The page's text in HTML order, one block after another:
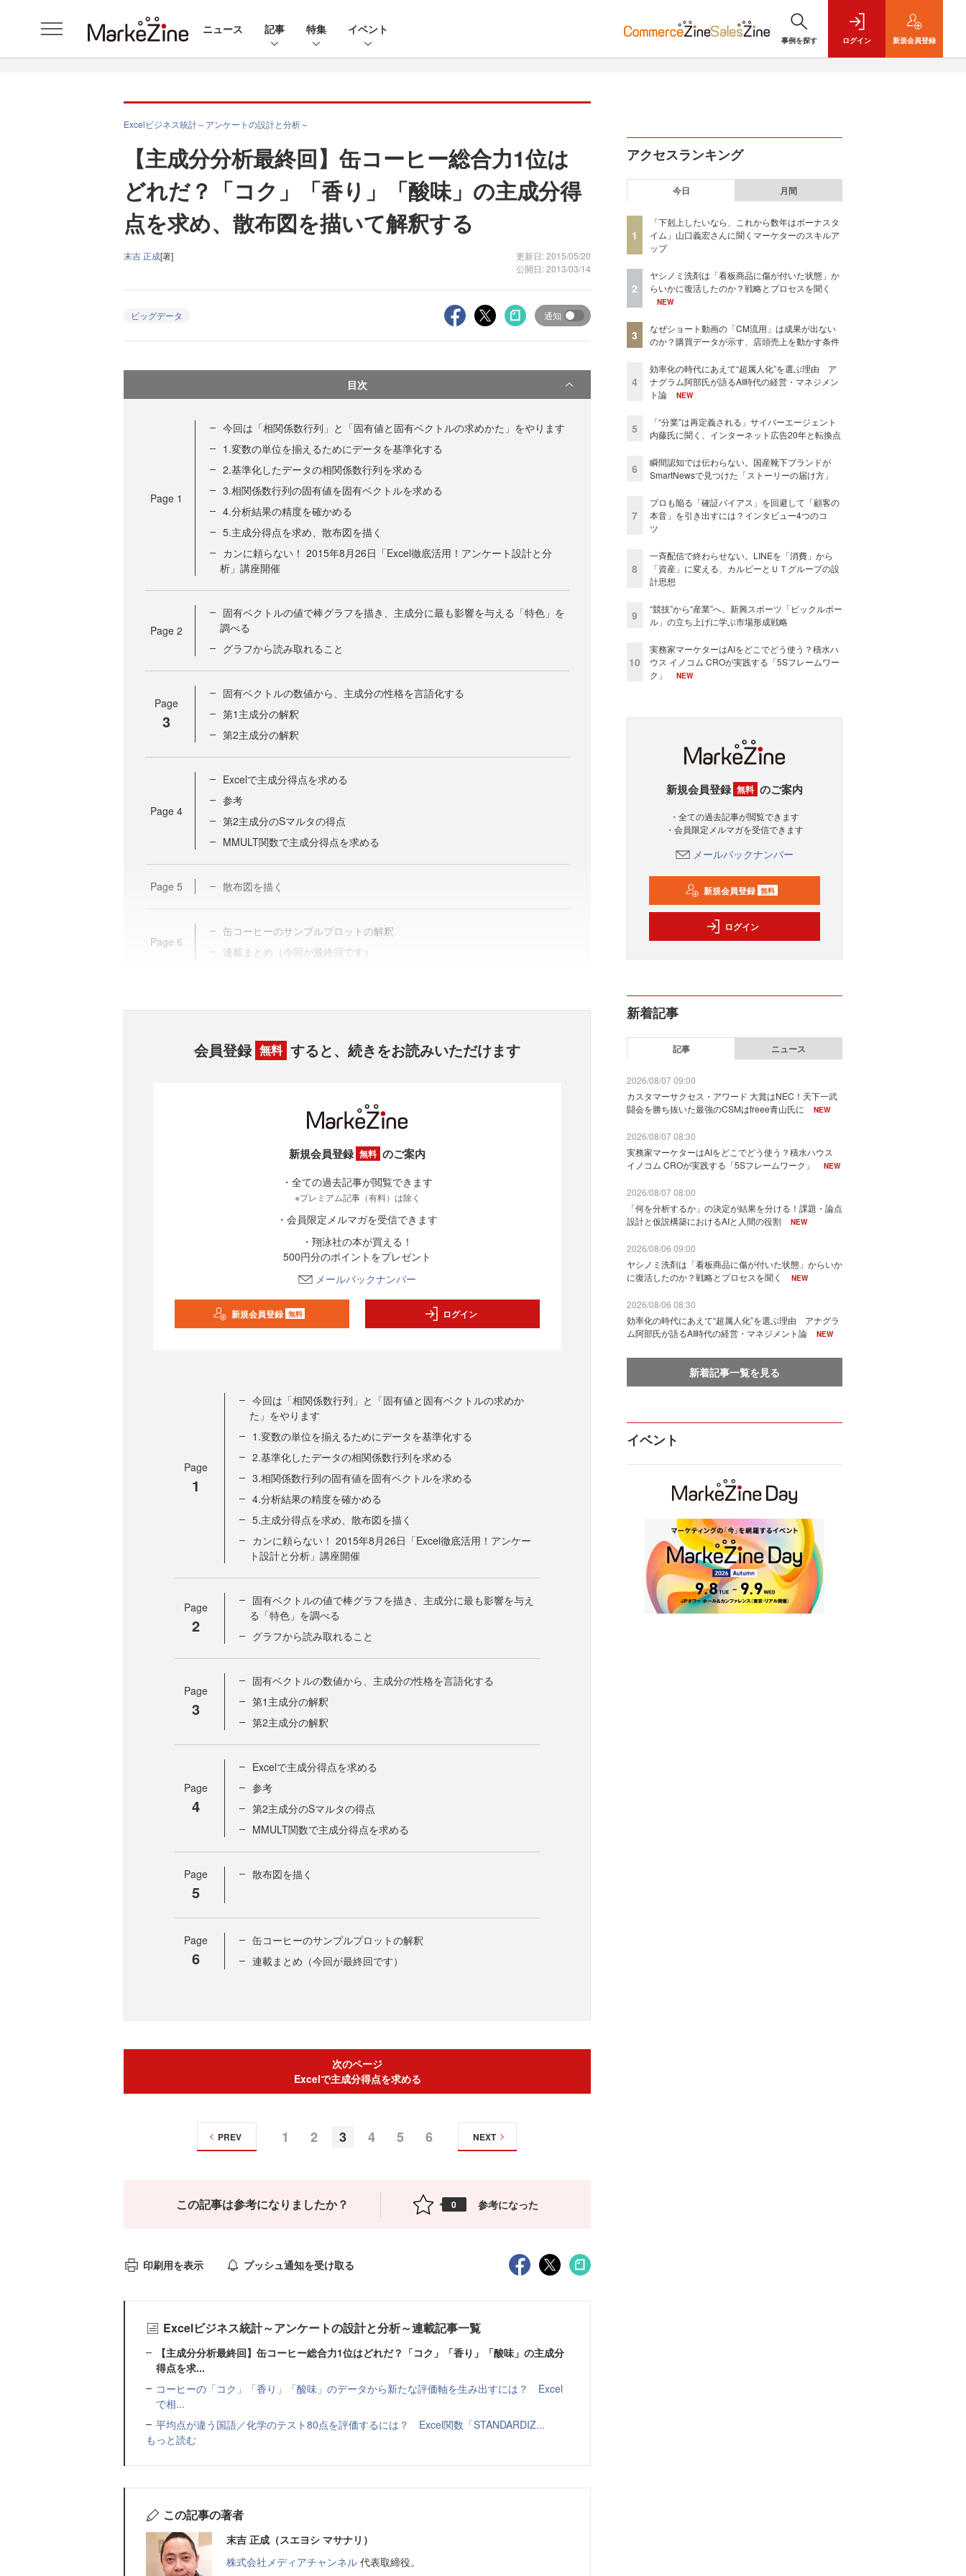
ニュース 記事 特集 イベント
事例を探す ログイン 新規会員登録
Excelビジネス統計～アンケートの設計と分析～
【主成分分析最終回】缶コーヒー総合力1位は
どれだ？「コク」「香り」「酸味」の主成分得
点を求め、散布図を描いて解釈する
末吉 正成[著]
更新日: 2015/05/20
公開日: 2013/03/14
ビッグデータ 通知
目次
Page 1
今回は「相関係数行列」と「固有値と固有ベクトルの求めかた」をやります
1.変数の単位を揃えるためにデータを基準化する
2.基準化したデータの相関係数行列を求める
3.相関係数行列の固有値を固有ベクトルを求める
4.分析結果の精度を確かめる
5.主成分得点を求め、散布図を描く
カンに頼らない！ 2015年8月26日「Excel徹底活用！アンケート設計と分
析」講座開催
Page 2
固有ベクトルの値で棒グラフを描き、主成分に最も影響を与える「特色」を
調べる
グラフから読み取れること
Page
3
固有ベクトルの数値から、主成分の性格を言語化する
第1主成分の解釈
第2主成分の解釈
Page 4
Excelで主成分得点を求める
参考
第2主成分のSマルタの得点
MMULT関数で主成分得点を求める
Page 5 散布図を描く
Page 6
缶コーヒーのサンプルプロットの解釈
連載まとめ（今回が最終回です）
会員登録 無料 すると、続きをお読みいただけます
新規会員登録 無料 のご案内
・全ての過去記事が閲覧できます
※プレミアム記事（有料）は除く
・会員限定メルマガを受信できます
・翔泳社の本が買える！
500円分のポイントをプレゼント
メールバックナンバー
新規会員登録 無料 ログイン
Page
1
今回は「相関係数行列」と「固有値と固有ベクトルの求めか
た」をやります
1.変数の単位を揃えるためにデータを基準化する
2.基準化したデータの相関係数行列を求める
3.相関係数行列の固有値を固有ベクトルを求める
4.分析結果の精度を確かめる
5.主成分得点を求め、散布図を描く
カンに頼らない！ 2015年8月26日「Excel徹底活用！アンケー
ト設計と分析」講座開催
Page
2
固有ベクトルの値で棒グラフを描き、主成分に最も影響を与え
る「特色」を調べる
グラフから読み取れること
Page
3
固有ベクトルの数値から、主成分の性格を言語化する
第1主成分の解釈
第2主成分の解釈
Page
4
Excelで主成分得点を求める
参考
第2主成分のSマルタの得点
MMULT関数で主成分得点を求める
Page
5
散布図を描く
Page
6
缶コーヒーのサンプルプロットの解釈
連載まとめ（今回が最終回です）
次のページ
Excelで主成分得点を求める
1 2 3 4 5 6
PREV NEXT
この記事は参考になりましたか？ 0 参考になった
印刷用を表示 プッシュ通知を受け取る
Excelビジネス統計～アンケートの設計と分析～連載記事一覧
【主成分分析最終回】缶コーヒー総合力1位はどれだ？「コク」「香り」「酸味」の主成分
得点を求...
コーヒーの「コク」「香り」「酸味」のデータから新たな評価軸を生み出すには？ Excel
で相...
平均点が違う国語／化学のテスト80点を評価するには？ Excel関数「STANDARDIZ...
もっと読む
この記事の著者
末吉 正成（スエヨシ マサナリ）
株式会社メディアチャンネル 代表取締役。
アクセスランキング
今日 月間
1
「下剋上したいなら、これから数年はボーナスタ
イム」山口義宏さんに聞くマーケターのスキルア
ップ
2
ヤシノミ洗剤は「看板商品に傷が付いた状態」か
らいかに復活したのか？戦略とプロセスを聞く
NEW
3
なぜショート動画の「CM流用」は成果が出ない
のか？購買データが示す、店頭売上を動かす条件
4
効率化の時代にあえて“超属人化”を選ぶ理由 ア
ナグラム阿部氏が語るAI時代の経営・マネジメン
ト論
NEW
5
「“分業”は再定義される」サイバーエージェント
内藤氏に聞く、インターネット広告20年と転換点
6
瞬間認知では伝わらない。国産靴下ブランドが
SmartNewsで見つけた「ストーリーの届け方」
7
プロも陥る「確証バイアス」を回避して「顧客の
本音」を引き出すには？インタビュー4つのコ
ツ
8
一斉配信で終わらせない。LINEを「消費」から
「資産」に変える、カルビーとＵＴグループの設
計思想
9
“競技”から“産業”へ。新興スポーツ「ピックルボー
ル」の立ち上げに学ぶ市場形成戦略
10
実務家マーケターはAIをどこでどう使う？積水ハ
ウス イノコム CROが実践する「5Sフレームワー
ク」
NEW
新規会員登録 無料 のご案内
・全ての過去記事が閲覧できます
・会員限定メルマガを受信できます
メールバックナンバー
新規会員登録 無料
ログイン
新着記事
記事 ニュース
2026/08/07 09:00
カスタマーサクセス・アワード 大賞はNEC！天下一武
闘会を勝ち抜いた最強のCSMはfreee青山氏に
NEW
2026/08/07 08:30
実務家マーケターはAIをどこでどう使う？積水ハウス
イノコム CROが実践する「5Sフレームワーク」
NEW
2026/08/07 08:00
「何を分析するか」の決定が結果を分ける！課題・論点
設計と仮説構築におけるAIと人間の役割
NEW
2026/08/06 09:00
ヤシノミ洗剤は「看板商品に傷が付いた状態」からいか
に復活したのか？戦略とプロセスを聞く
NEW
2026/08/06 08:30
効率化の時代にあえて“超属人化”を選ぶ理由 アナグラ
ム阿部氏が語るAI時代の経営・マネジメント論
NEW
新着記事一覧を見る
イベント